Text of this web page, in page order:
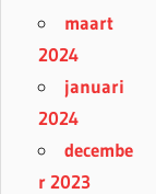
maart
2024
januari
2024
decembe
r 2023